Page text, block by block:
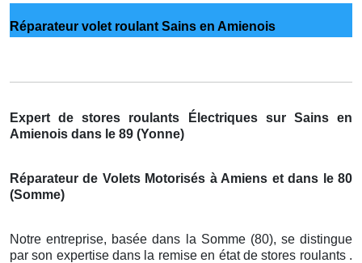
Réparateur volet roulant Sains en Amienois
Expert de stores roulants Électriques sur Sains en
Amienois dans le 89 (Yonne)
Réparateur de Volets Motorisés à Amiens et dans le 80
(Somme)
Notre entreprise, basée dans la Somme (80), se distingue
par son expertise dans la remise en état de stores roulants .